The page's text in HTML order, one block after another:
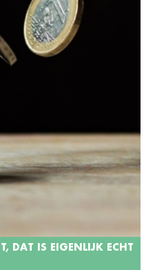
DAT IS EIGENLIJK ECHT